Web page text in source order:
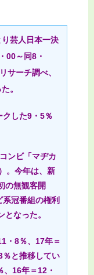
芸人日本一決
00～同8・
サーチ調べ、
。
クした9・5％
ンビ「マヂカ
。今年は、新
の無観客開
冠番組の権利
なった。
・8％、17年＝
と推移してい
16年＝12・